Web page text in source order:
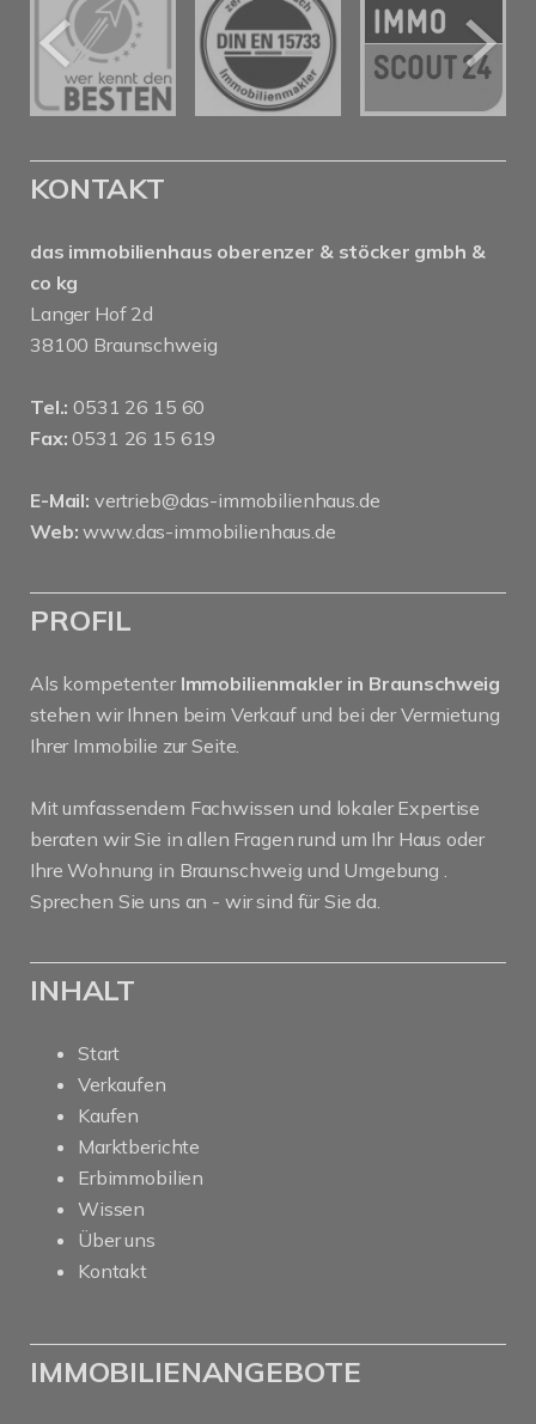
KONTAKT
das immobilienhaus oberenzer & stöcker gmbh &
co kg
Langer Hof 2d
38100 Braunschweig
Tel.: 0531 26 15 60
Fax: 0531 26 15 619
E-Mail: vertrieb@das-immobilienhaus.de
Web: www.das-immobilienhaus.de
PROFIL
Als kompetenter Immobilienmakler in Braunschweig
stehen wir Ihnen beim Verkauf und bei der Vermietung
Ihrer Immobilie zur Seite.
Mit umfassendem Fachwissen und lokaler Expertise
beraten wir Sie in allen Fragen rund um Ihr Haus oder
Ihre Wohnung in Braunschweig und Umgebung .
Sprechen Sie uns an - wir sind für Sie da.
INHALT
Start
Verkaufen
Kaufen
Marktberichte
Erbimmobilien
Wissen
Über uns
Kontakt
IMMOBILIENANGEBOTE